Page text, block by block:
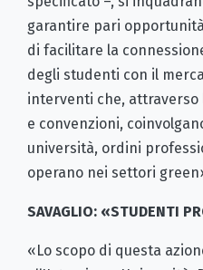
garantire pari opportunità
di facilitare la
degli studenti con il
interventi che,
e convenzioni,
università, ordini
operano nei settori
SAVAGLIO: «STUDENTI
«Lo scopo di questa